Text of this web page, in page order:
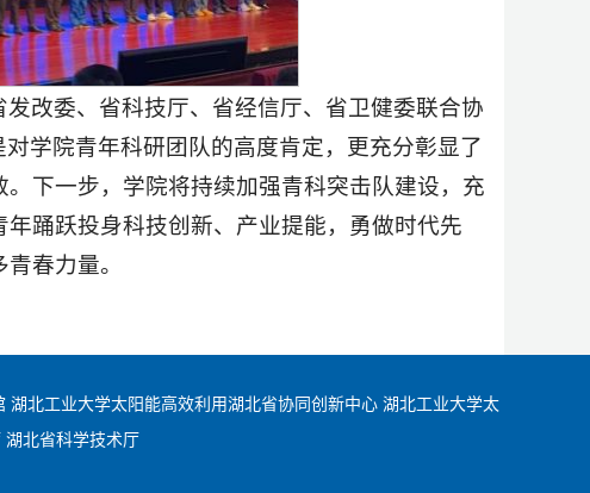
改委、省科技厅、省经信厅、省卫健委联合协
学院青年科研团队的高度肯定，更充分彰显了
下一步，学院将持续加强青科突击队建设，充
踊跃投身科技创新、产业提能，勇做时代先
春力量。
湖北工业大学太阳能高效利用湖北省协同创新中心 湖北工业大学太
湖北省科学技术厅